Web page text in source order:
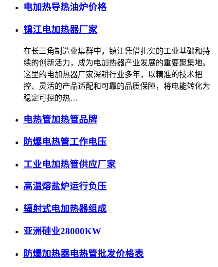
电加热导热油炉价格
镇江电加热器厂家
在长三角制造业集群中，镇江凭借扎实的工业基础和持
续的创新活力，成为电加热器产业发展的重要聚集地。
这里的电加热器厂家深耕行业多年，以精准的技术把
控、灵活的产品适配和可靠的品质保障，将电能转化为
稳定可控的热…
电热管加热管品牌
防爆电热管工作电压
工业电加热管供应厂家
高温熔盐炉运行负压
辐射式电加热器组成
亚洲硅业28000KW
防爆加热器电热管批发价格表